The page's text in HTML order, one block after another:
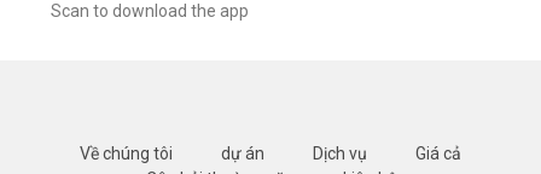
Scan to download the app
Về chúng tôi dự án Dịch vụ
Giá cả